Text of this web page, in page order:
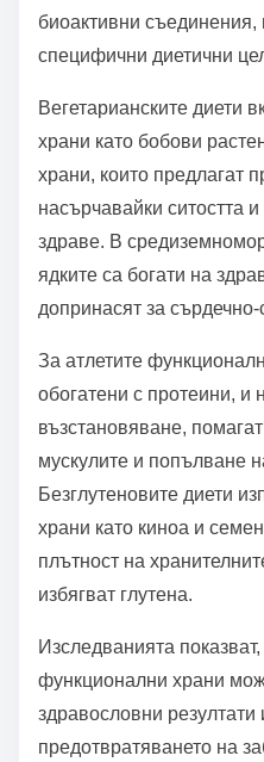
биоактивни съединения,
специфични диетични
Вегетарианските диети
храни като бобови
храни, които предлагат
насърчавайки ситостта
здраве. В
ядките са богати на
допринасят за
За атлетите
обогатени с протеини, и
възстановяване,
мускулите и попълване
Безглутеновите диети
храни като киноа и
плътност на
избягват глутена.
Изследванията
функционални храни
здравословни резултати
предотвратяването на